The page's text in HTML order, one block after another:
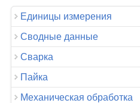
Единицы измерения
Сводные данные
Сварка
Пайка
Механическая обработка